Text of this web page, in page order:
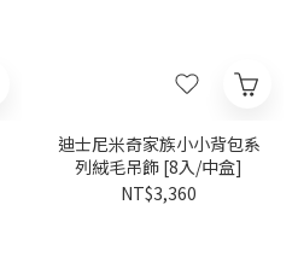
迪士尼米奇家族小小背包系
列絨毛吊飾 [8入/中盒]
NT$3,360